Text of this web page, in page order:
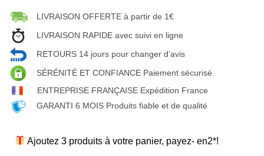
LIVRAISON OFFERTE à partir de 1€
LIVRAISON RAPIDE avec suivi en ligne
RETOURS 14 jours pour changer d’avis
SÉRÉNITÉ ET CONFIANCE Paiement sécurisé
ENTREPRISE FRANÇAISE Expédition France
GARANTI 6 MOIS Produits fiable et de qualité
Ajoutez 3 produits à votre panier, payez- en2*!